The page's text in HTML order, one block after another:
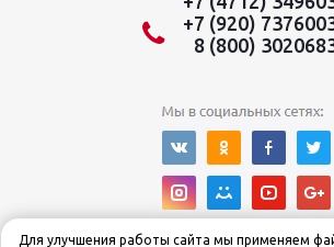
+7 (920)
8 (800)
Для улучшения работы сайта мы применяем